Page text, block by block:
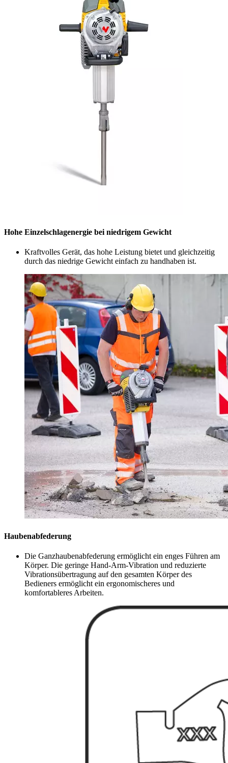
Hohe Einzelschlagenergie bei niedrigem Gewicht
Kraftvolles Gerät, das hohe Leistung bietet und gleichzeitig
durch das niedrige Gewicht einfach zu handhaben ist.
Haubenabfederung
Die Ganzhaubenabfederung ermöglicht ein enges Führen am
Körper. Die geringe Hand-Arm-Vibration und reduzierte
Vibrationsübertragung auf den gesamten Körper des
Bedieners ermöglicht ein ergonomischeres und
komfortableres Arbeiten.